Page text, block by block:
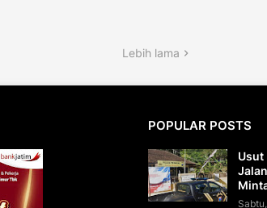
Lebih lama
POPULAR POSTS
Usut